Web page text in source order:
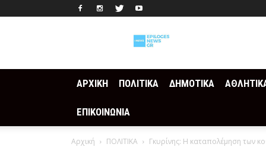
ΑΡΧΙΚΗ ΠΟΛΙΤΙΚΑ ΔΗΜΟΤΙΚΑ
ΕΠΙΚΟΙΝΩΝΙΑ
Αρχική ΠΟΛΙΤΙΚΑ Γκυρίνης: Η καταπολέμηση των